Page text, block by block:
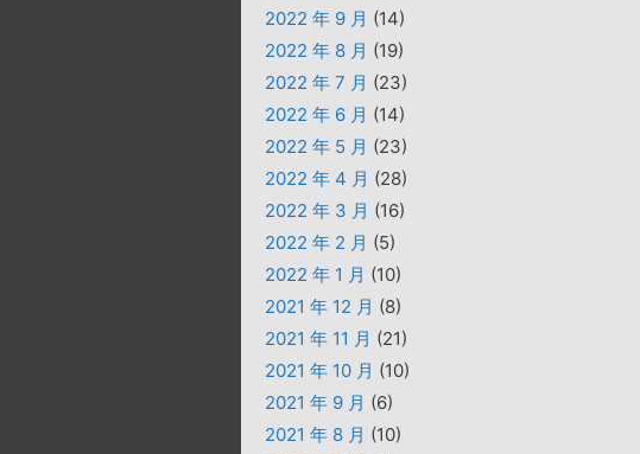
2022 年 9 月 (14)
2022 年 8 月 (19)
2022 年 7 月 (23)
2022 年 6 月 (14)
2022 年 5 月 (23)
2022 年 4 月 (28)
2022 年 3 月 (16)
2022 年 2 月 (5)
2022 年 1 月 (10)
2021 年 12 月 (8)
2021 年 11 月 (21)
2021 年 10 月 (10)
2021 年 9 月 (6)
2021 年 8 月 (10)